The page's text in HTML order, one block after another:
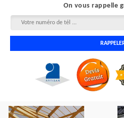
On vous rappelle